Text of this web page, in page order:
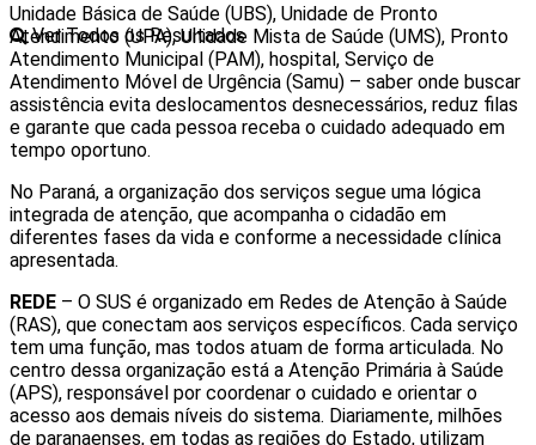
Ver Todos os Resultados
Unidade Básica de Saúde (UBS), Unidade de Pronto
Atendimento (UPA), Unidade Mista de Saúde (UMS), Pronto
Atendimento Municipal (PAM), hospital, Serviço de
Atendimento Móvel de Urgência (Samu) – saber onde buscar
assistência evita deslocamentos desnecessários, reduz filas
e garante que cada pessoa receba o cuidado adequado em
tempo oportuno.
No Paraná, a organização dos serviços segue uma lógica
integrada de atenção, que acompanha o cidadão em
diferentes fases da vida e conforme a necessidade clínica
apresentada.
REDE – O SUS é organizado em Redes de Atenção à Saúde
(RAS), que conectam aos serviços específicos. Cada serviço
tem uma função, mas todos atuam de forma articulada. No
centro dessa organização está a Atenção Primária à Saúde
(APS), responsável por coordenar o cuidado e orientar o
acesso aos demais níveis do sistema. Diariamente, milhões
de paranaenses, em todas as regiões do Estado, utilizam